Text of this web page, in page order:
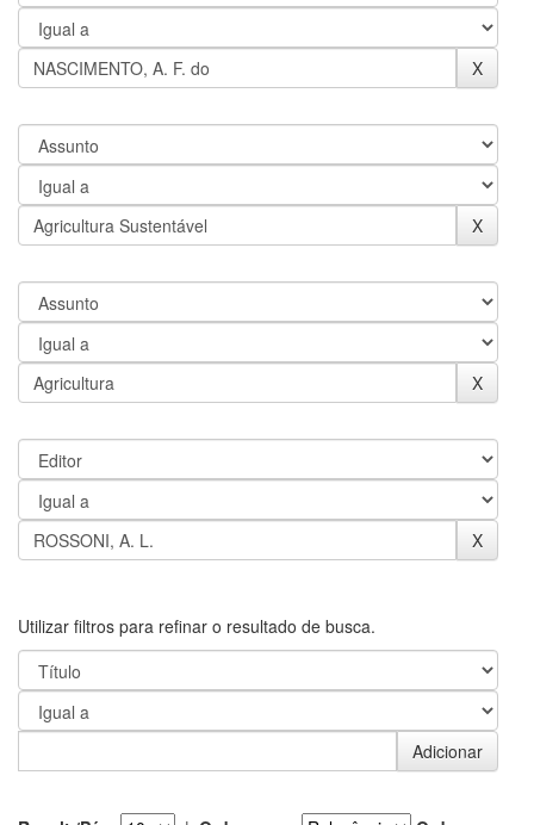
Utilizar filtros para refinar o resultado de busca.